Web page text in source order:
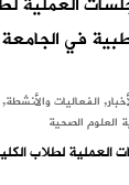
في
,الفعاليات والأنشطة,
العلوم الصحية
العملية لطلاب